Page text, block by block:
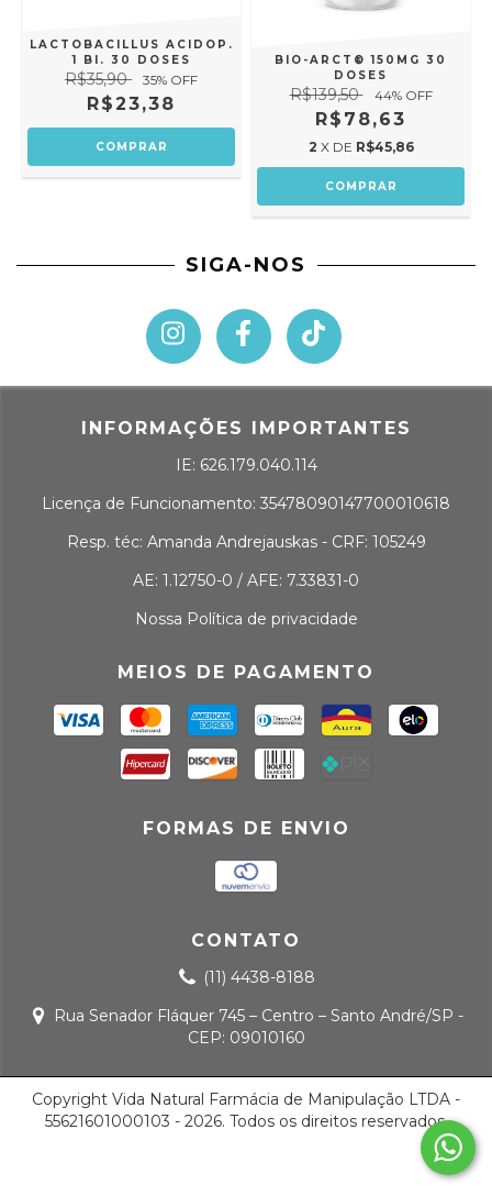
LACTOBACILLUS ACIDOP.
1 BI. 30 DOSES
R$35,90 35% OFF
R$23,38
BIO-ARCT® 150MG 30
DOSES
R$139,50 44% OFF
R$78,63
2 X DE R$45,86
SIGA-NOS
INFORMAÇÕES IMPORTANTES
IE: 626.179.040.114
Licença de Funcionamento: 35478090147700010618
Resp. téc: Amanda Andrejauskas - CRF: 105249
AE: 1.12750-0 / AFE: 7.33831-0
Nossa Política de privacidade
MEIOS DE PAGAMENTO
FORMAS DE ENVIO
CONTATO
(11) 4438-8188
Rua Senador Fláquer 745 – Centro – Santo André/SP -
CEP: 09010160
Copyright Vida Natural Farmácia de Manipulação LTDA -
55621601000103 - 2026. Todos os direitos reservados.